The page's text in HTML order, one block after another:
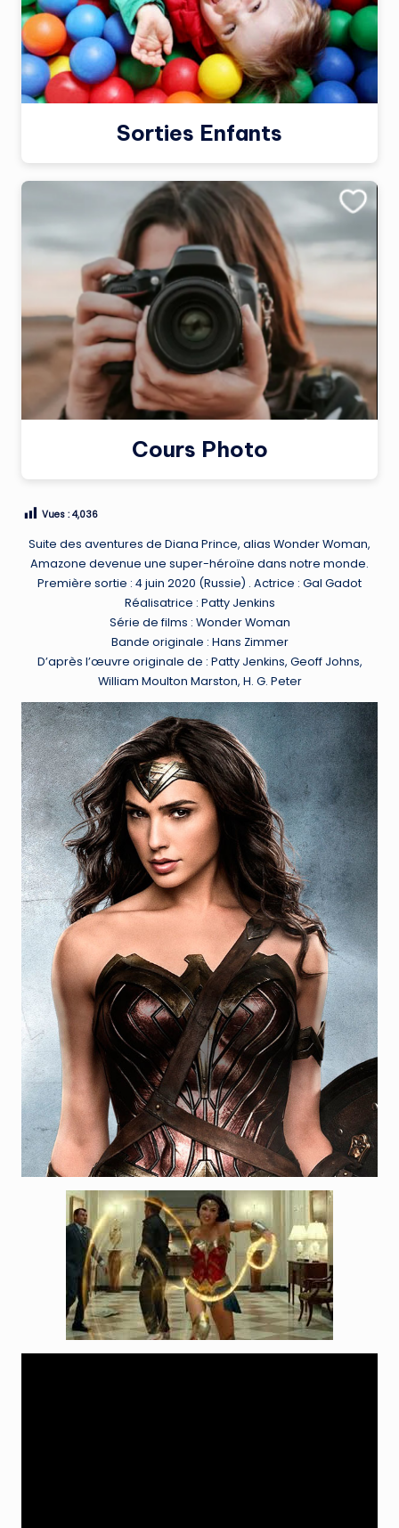
Sorties Enfants
Cours Photo
Vues : 4,036
Suite des aventures de Diana Prince, alias Wonder Woman,
Amazone devenue une super-héroïne dans notre monde.
Première sortie : 4 juin 2020 (Russie) . Actrice : Gal Gadot
Réalisatrice : Patty Jenkins
Série de films : Wonder Woman
Bande originale : Hans Zimmer
D’après l’œuvre originale de : Patty Jenkins, Geoff Johns,
William Moulton Marston, H. G. Peter